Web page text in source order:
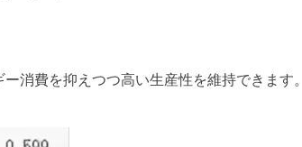
消費を抑えつつ高い生産性を維持できます。